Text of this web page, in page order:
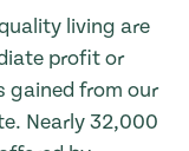
living are
profit or
gained from our
Nearly 32,000